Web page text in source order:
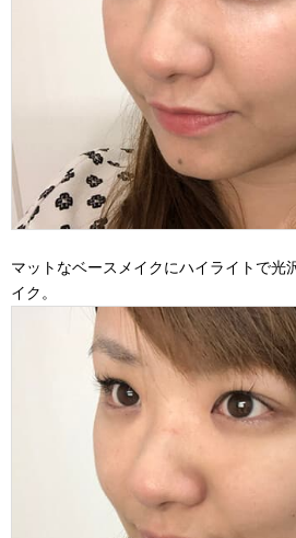
マットなベースメイクにハイライトで光
イク。